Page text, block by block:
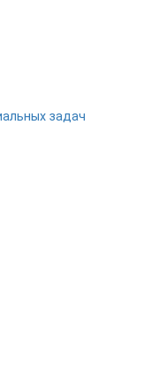
задач